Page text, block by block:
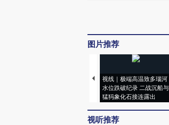
图片推荐
视线｜极端高温致多瑙河
水位跌破纪录 二战沉船与
猛犸象化石接连露出
视听推荐